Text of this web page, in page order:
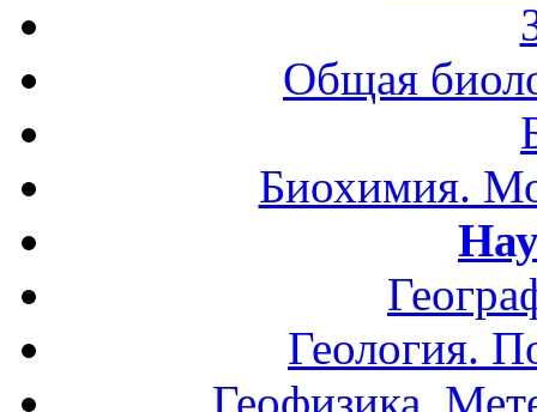
Общая
Биохимия.
Геология.
Геофизика.